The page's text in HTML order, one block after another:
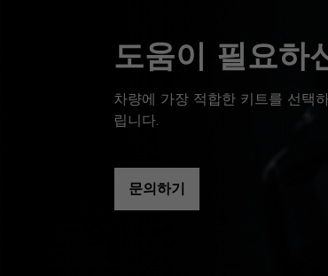
도움이 필요하
차량에 가장 적합한 키트를 선택
립니다.
문의하기